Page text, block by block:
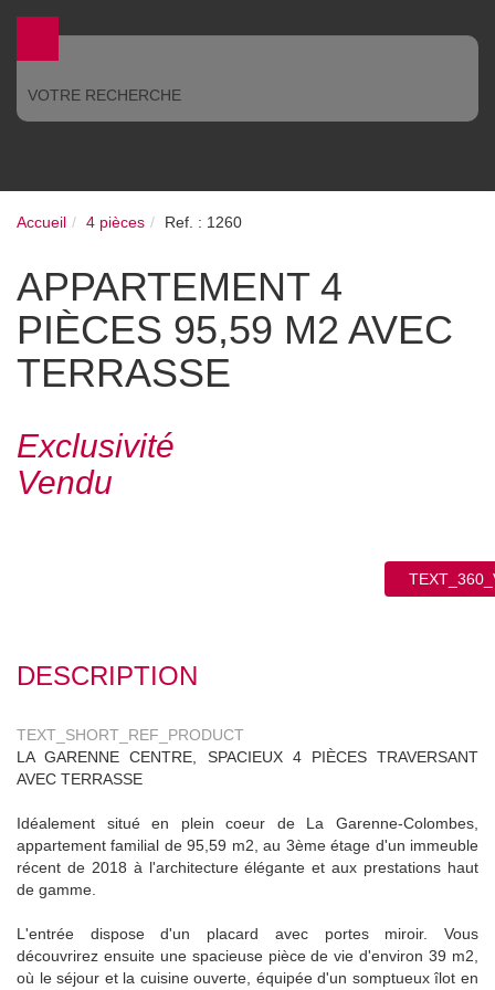
Accueil 4 pièces Ref. : 1260
APPARTEMENT 4 PIÈCES
95,59 M2 AVEC
TERRASSE
Exclusivité
Vendu
DESCRIPTION
TEXT_SHORT_REF_PRODUCT
LA GARENNE CENTRE, SPACIEUX 4 PIÈCES TRAVERSANT AVEC
TERRASSE
Idéalement situé en plein coeur de La Garenne-Colombes,
appartement familial de 95,59 m2, au 3ème étage d'un immeuble
récent de 2018 à l'architecture élégante et aux prestations haut de
gamme.
L'entrée dispose d'un placard avec portes miroir. Vous découvrirez
ensuite une spacieuse pièce de vie d'environ 39 m2, où le séjour et
la cuisine ouverte, équipée d'un somptueux îlot en granit, créent un